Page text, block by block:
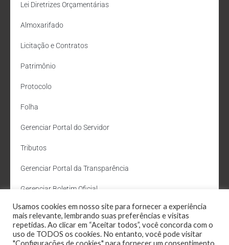
Lei Diretrizes Orçamentárias
Almoxarifado
Licitação e Contratos
Patrimônio
Protocolo
Folha
Gerenciar Portal do Servidor
Tributos
Gerenciar Portal da Transparência
Gerenciar Boletim Oficial
Departamento de Água e Esgoto
Administração Site
Usamos cookies em nosso site para fornecer a experiência
mais relevante, lembrando suas preferências e visitas
repetidas. Ao clicar em “Aceitar todos”, você concorda com o
uso de TODOS os cookies. No entanto, você pode visitar
"Configurações de cookies" para fornecer um consentimento